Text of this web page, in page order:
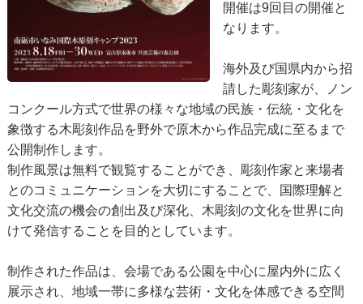
開催は9回目の開催と
なります。
海外及び国県内から招
請した彫刻家が、ノン
コンクール方式で世界の様々な地域の民族・伝統・文化を
象徴する木彫刻作品を野外で原木から作品完成に至るまで
公開制作します。
制作風景は無料で観覧することができ、彫刻作家と来場者
とのコミュニケーションを大切にすることで、国際理解と
文化交流の機会の創出及び深化、木彫刻の文化を世界に向
けて発信することを目的としています。
制作された作品は、会場である公園を中心に屋内外に広く
展示され、地域一帯に多様な芸術・文化を体感できる空間